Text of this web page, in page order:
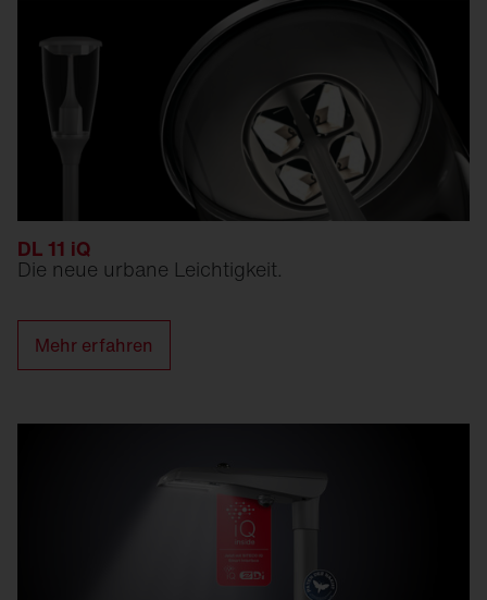
DL 11 iQ
Die neue urbane Leichtigkeit.
Mehr erfahren